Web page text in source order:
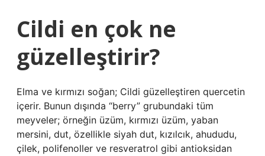
Cildi en çok ne
güzelleştirir?
Elma ve kırmızı soğan; Cildi güzelleştiren quercetin
içerir. Bunun dışında “berry” grubundaki tüm
meyveler; örneğin üzüm, kırmızı üzüm, yaban
mersini, dut, özellikle siyah dut, kızılcık, ahududu,
çilek, polifenoller ve resveratrol gibi antioksidan